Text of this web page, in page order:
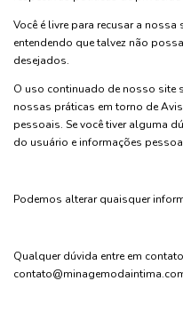
Você é livre para recusar a
entendendo que talvez não
desejados.
O uso continuado de nosso site
nossas práticas em torno de
pessoais. Se você tiver alguma
do usuário e informações
Podemos alterar quaisquer
Qualquer dúvida entre em